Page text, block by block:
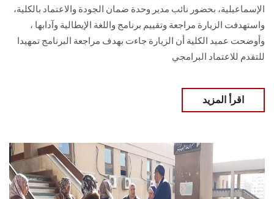
الإسماعيلية، بحضور نائب مدير وحدة ضمان الجودة والاعتماد بالكلية،
واستهدفت الزيارة مراجعة وتقييم برنامج واللغة الإيطالية وآدابها ،
وأوضحت عميد الكلية أن الزيارة جاءت بهدف مراجعة البرنامج تمهيدا
للتقدم للاعتماد البرامجي
اقرأ المزيد